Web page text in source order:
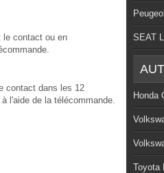
le contact ou en
contact dans les 12
l'aide de la télécommande.
SEAT
Honda
Toyota